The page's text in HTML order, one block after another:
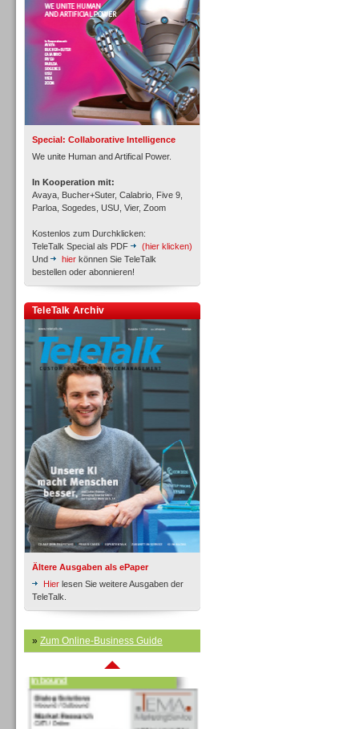
Special: Collaborative Intelligence
We unite Human and Artifical Power.
In Kooperation mit:
Avaya, Bucher+Suter, Calabrio, Five 9,
Parloa, Sogedes, USU, Vier, Zoom
Kostenlos zum Durchklicken:
TeleTalk Special als PDF
(hier klicken)
Und
hier können Sie TeleTalk
bestellen oder abonnieren!
TeleTalk Archiv
Ältere Ausgaben als ePaper
Hier lesen Sie weitere Ausgaben der
TeleTalk.
» Zum Online-Business Guide
Inbound
Inbound
Inbound
Inbound